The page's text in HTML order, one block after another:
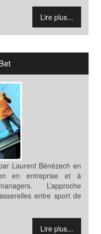
Lire plus...
Laurent Bénézech en
en entreprise et à
L’approche
entre sport de
Lire plus...